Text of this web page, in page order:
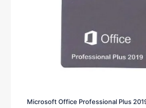
Microsoft Office Professional Plus